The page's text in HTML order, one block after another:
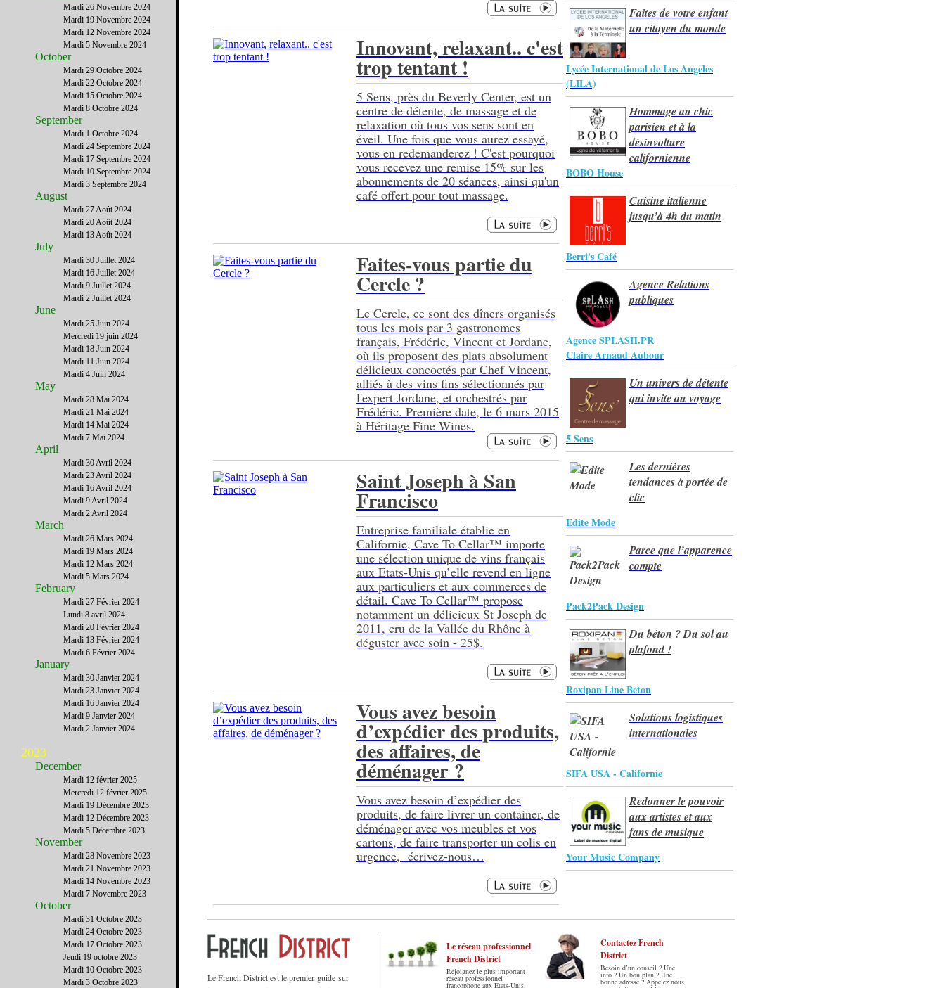
Innovant, relaxant.. c'est
trop tentant !
5 Sens, près du Beverly Center, est un
centre de détente, de massage et de
relaxation où tous vos sens sont en
éveil. Une fois que vous aurez essayé,
vous en redemanderez ! C'est pourquoi
vous recevez une remise 15% sur les
abonnements de 20 séances, ainsi qu'un
café offert pour tout massage.
Faites-vous partie du
Cercle ?
Le Cercle, ce sont des dîners organisés
tous les mois par 3 gastronomes
français, Frédéric, Vincent et Jordane,
où ils proposent des plats absolument
délicieux concoctés par Chef Vincent,
alliés à des vins fins sélectionnés par
l'expert Jordane, et orchestrés par
Frédéric. Première date, le 6 mars 2015
à Héritage Fine Wines.
Saint Joseph à San
Francisco
Entreprise familiale établie en
Californie, Cave To Cellar™ importe
une sélection unique de vins français
aux Etats-Unis qu’elle revend en ligne
aux particuliers et aux commerces de
détail. Cave To Cellar™ propose
notamment un délicieux St Joseph de
2011, cru de la Vallée du Rhône à
déguster avec soin - 25$.
Vous avez besoin
d’expédier des produits,
des affaires, de
déménager ?
Vous avez besoin d’expédier des
produits, de faire livrer un container, de
déménager avec vos meubles et vos
cartons, de faire transporter un colis en
urgence, écrivez-nous…
Faites de votre enfant
un citoyen du monde
Lycée International de Los Angeles
(LILA)
Hommage au chic
parisien et à la
désinvolture
californienne
BOBO House
Cuisine italienne
jusqu’à 4h du matin
Berri's Café
Agence Relations
publiques
Agence SPLASH.PR
Claire Arnaud Aubour
Un univers de détente
qui invite au voyage
5 Sens
Les dernières
tendances à portée de
clic
Edite Mode
Parce que l’apparence
compte
Pack2Pack Design
Du béton ? Du sol au
plafond !
Roxipan Line Beton
Solutions logistiques
internationales
SIFA USA - Californie
Redonner le pouvoir
aux artistes et aux
fans de musique
Your Music Company
Le French District est le premier guide sur
Le réseau professionnel
French District
Rejoignez le plus important
réseau professionnel
francophone aux Etats-Unis.
Contactez French
District
Besoin d’un conseil ? Une
info ? Un bon plan ? Une
bonne adresse ? Appelez nous
Mardi 26 Novembre 2024
Mardi 19 Novembre 2024
Mardi 12 Novembre 2024
Mardi 5 Novembre 2024
October
Mardi 29 Octobre 2024
Mardi 22 Octobre 2024
Mardi 15 Octobre 2024
Mardi 8 Octobre 2024
September
Mardi 1 Octobre 2024
Mardi 24 Septembre 2024
Mardi 17 Septembre 2024
Mardi 10 Septembre 2024
Mardi 3 Septembre 2024
August
Mardi 27 Août 2024
Mardi 20 Août 2024
Mardi 13 Août 2024
July
Mardi 30 Juillet 2024
Mardi 16 Juillet 2024
Mardi 9 Juillet 2024
Mardi 2 Juillet 2024
June
Mardi 25 Juin 2024
Mercredi 19 juin 2024
Mardi 18 Juin 2024
Mardi 11 Juin 2024
Mardi 4 Juin 2024
May
Mardi 28 Mai 2024
Mardi 21 Mai 2024
Mardi 14 Mai 2024
Mardi 7 Mai 2024
April
Mardi 30 Avril 2024
Mardi 23 Avril 2024
Mardi 16 Avril 2024
Mardi 9 Avril 2024
Mardi 2 Avril 2024
March
Mardi 26 Mars 2024
Mardi 19 Mars 2024
Mardi 12 Mars 2024
Mardi 5 Mars 2024
February
Mardi 27 Février 2024
Lundi 8 avril 2024
Mardi 20 Février 2024
Mardi 13 Février 2024
Mardi 6 Février 2024
January
Mardi 30 Janvier 2024
Mardi 23 Janvier 2024
Mardi 16 Janvier 2024
Mardi 9 Janvier 2024
Mardi 2 Janvier 2024
2023
December
Mardi 12 février 2025
Mercredi 12 février 2025
Mardi 19 Décembre 2023
Mardi 12 Décembre 2023
Mardi 5 Décembre 2023
November
Mardi 28 Novembre 2023
Mardi 21 Novembre 2023
Mardi 14 Novembre 2023
Mardi 7 Novembre 2023
October
Mardi 31 Octobre 2023
Mardi 24 Octobre 2023
Mardi 17 Octobre 2023
Jeudi 19 octobre 2023
Mardi 10 Octobre 2023
Mardi 3 Octobre 2023